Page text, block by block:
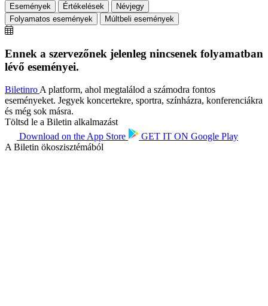
Események Értékelések
Névjegy
Folyamatos események
Múltbeli események
Ennek a szervezőnek jelenleg nincsenek folyamatban
lévő eseményei.
Biletinro A platform, ahol megtalálod a számodra fontos
eseményeket. Jegyek koncertekre, sportra, színházra, konferenciákra
és még sok másra.
Töltsd le a Biletin alkalmazást
Download on the App Store GET IT ON Google Play
A Biletin ökoszisztémából